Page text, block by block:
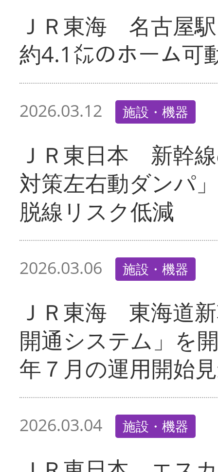
ＪＲ東海 名古屋
約4.1㍍のホーム可
2026.03.12 施設・機器
ＪＲ東日本 新幹
対策左右動ダン
脱線リスク低減
2026.03.06 施設・機器
ＪＲ東海 東海道
開通システム」を
年７月の運用開始
2026.03.04 施設・機器